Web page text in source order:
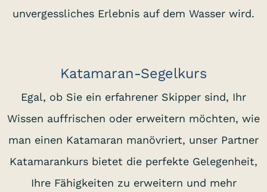
unvergessliches Erlebnis auf dem Wasser wird.
Katamaran-Segelkurs
Egal, ob Sie ein erfahrener Skipper sind, Ihr
Wissen auffrischen oder erweitern möchten, wie
man einen Katamaran manövriert, unser Partner
Katamarankurs bietet die perfekte Gelegenheit,
Ihre Fähigkeiten zu erweitern und mehr